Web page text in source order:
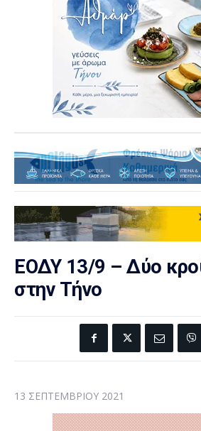
ΕΟΔΥ 13/9 – Δύο
στην Τήνο
13 ΣΕΠΤΕΜΒΡΊΟΥ 2021